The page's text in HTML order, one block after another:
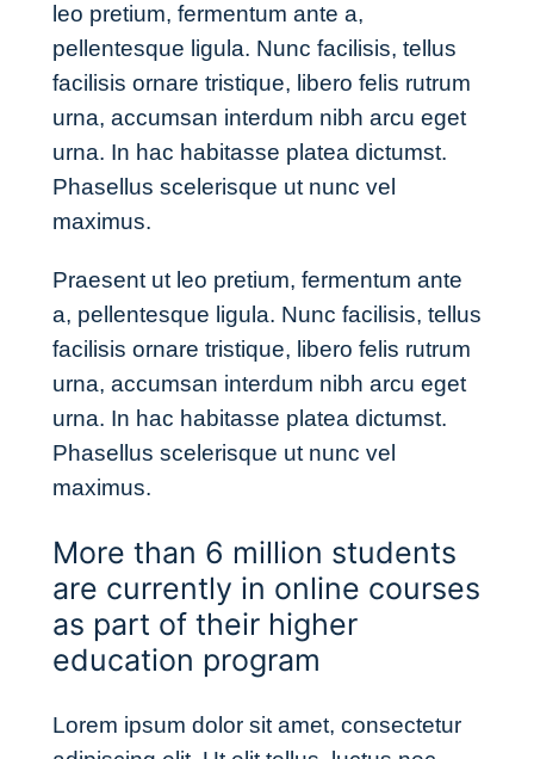
leo pretium, fermentum ante a,
pellentesque ligula. Nunc facilisis, tellus
facilisis ornare tristique, libero felis rutrum
urna, accumsan interdum nibh arcu eget
urna. In hac habitasse platea dictumst.
Phasellus scelerisque ut nunc vel
maximus.
Praesent ut leo pretium, fermentum ante
a, pellentesque ligula. Nunc facilisis, tellus
facilisis ornare tristique, libero felis rutrum
urna, accumsan interdum nibh arcu eget
urna. In hac habitasse platea dictumst.
Phasellus scelerisque ut nunc vel
maximus.
More than 6 million students
are currently in online courses
as part of their higher
education program
Lorem ipsum dolor sit amet, consectetur